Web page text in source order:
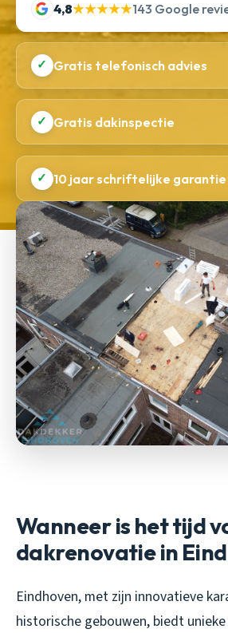
4,8★★★★★143 Google
✓ Gratis telefonisch advies
✓ Gratis dakinspectie
✓ 10 jaar schriftelijke garantie
Wanneer is het tijd
dakrenovatie in
Eindhoven, met zijn innovatieve
historische gebouwen, biedt